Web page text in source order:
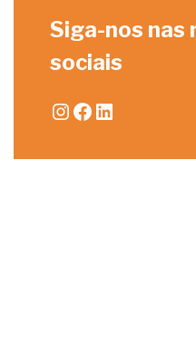
Siga-nos nas
sociais
Instagram
Facebook
LinkedIn